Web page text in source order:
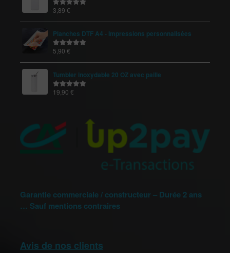
Note5.00
3,89 €
Planches DTF A4 - Impressions personnalisées
Note5.00
5,90 €
Tumbler inoxydable 20 OZ avec paille
Note5.00
19,90 €
Garantie commerciale / constructeur – Durée 2 ans
… Sauf mentions contraires
Avis de nos clients